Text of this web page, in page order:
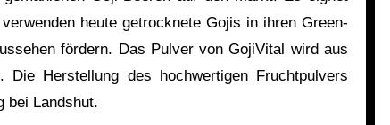
heute getrocknete Gojis in ihren Green-
fördern. Das Pulver von GojiVital wird aus
Die Herstellung des hochwertigen Fruchtpulvers
bei Landshut.